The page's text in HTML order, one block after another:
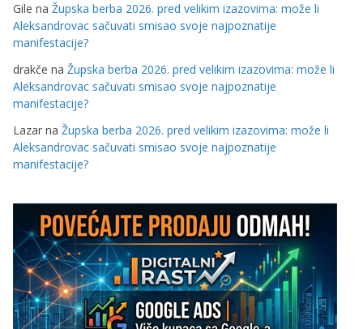
Gile na Župska berba 2026. pred velikim izazovima: može li
Aleksandrovac sačuvati smisao svoje najpoznatije
manifestacije?
drakče na Župska berba 2026. pred velikim izazovima: može li
Aleksandrovac sačuvati smisao svoje najpoznatije
manifestacije?
Lazar na Župska berba 2026. pred velikim izazovima: može li
Aleksandrovac sačuvati smisao svoje najpoznatije
manifestacije?